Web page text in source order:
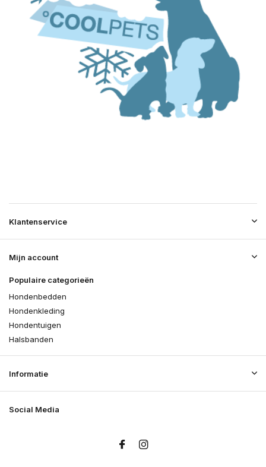
Klantenservice
Mijn account
Populaire categorieën
Hondenbedden
Hondenkleding
Hondentuigen
Halsbanden
Informatie
Social Media